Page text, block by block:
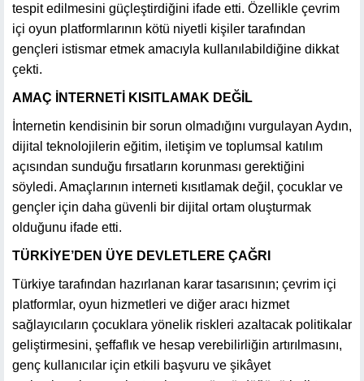
tespit edilmesini güçleştirdiğini ifade etti. Özellikle çevrim
içi oyun platformlarının kötü niyetli kişiler tarafından
gençleri istismar etmek amacıyla kullanılabildiğine dikkat
çekti.
AMAÇ İNTERNETİ KISITLAMAK DEĞİL
İnternetin kendisinin bir sorun olmadığını vurgulayan Aydın,
dijital teknolojilerin eğitim, iletişim ve toplumsal katılım
açısından sunduğu fırsatların korunması gerektiğini
söyledi. Amaçlarının interneti kısıtlamak değil, çocuklar ve
gençler için daha güvenli bir dijital ortam oluşturmak
olduğunu ifade etti.
TÜRKİYE’DEN ÜYE DEVLETLERE ÇAĞRI
Türkiye tarafından hazırlanan karar tasarısının; çevrim içi
platformlar, oyun hizmetleri ve diğer aracı hizmet
sağlayıcıların çocuklara yönelik riskleri azaltacak politikalar
geliştirmesini, şeffaflık ve hesap verebilirliğin artırılmasını,
genç kullanıcılar için etkili başvuru ve şikâyet